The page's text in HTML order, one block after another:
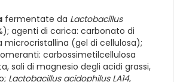
fermentate da Lactobacillus
agenti di carica: carbonato di
microcristallina (gel di cellulosa);
carbossimetilcellulosa
sali di magnesio degli acidi grassi,
Lactobacillus acidophilus LA14,